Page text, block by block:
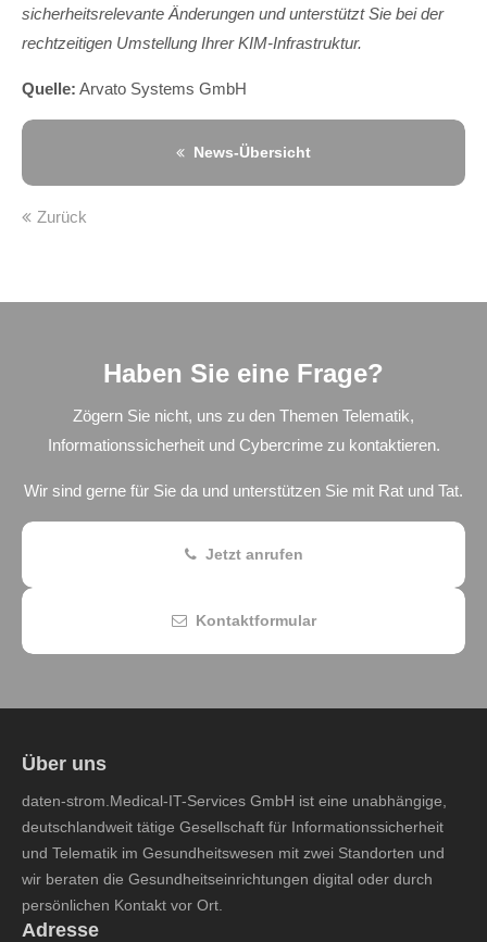
sicherheitsrelevante Änderungen und unterstützt Sie bei der
rechtzeitigen Umstellung Ihrer KIM-Infrastruktur.
Quelle: Arvato Systems GmbH
News-Übersicht
Zurück
Haben Sie eine Frage?
Zögern Sie nicht, uns zu den Themen Telematik,
Informationssicherheit und Cybercrime zu kontaktieren.
Wir sind gerne für Sie da und unterstützen Sie mit Rat und Tat.
Jetzt anrufen
Kontaktformular
Über uns
daten-strom.Medical-IT-Services GmbH ist eine unabhängige,
deutschlandweit tätige Gesellschaft für Informationssicherheit
und Telematik im Gesundheitswesen mit zwei Standorten und
wir beraten die Gesundheitseinrichtungen digital oder durch
persönlichen Kontakt vor Ort.
Adresse